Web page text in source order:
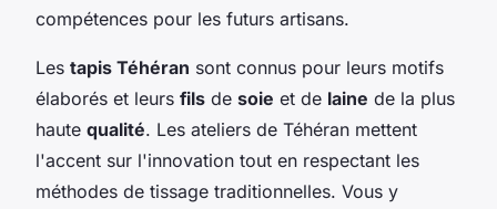
compétences pour les futurs artisans.
Les tapis Téhéran sont connus pour leurs motifs
élaborés et leurs fils de soie et de laine de la plus
haute qualité. Les ateliers de Téhéran mettent
l'accent sur l'innovation tout en respectant les
méthodes de tissage traditionnelles. Vous y